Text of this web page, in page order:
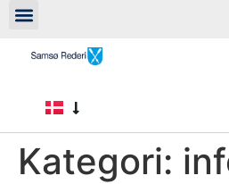
Kategori: